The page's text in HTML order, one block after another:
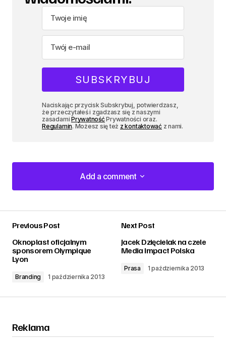
Naciskając przycisk Subskrybuj, potwierdzasz,
że przeczytałeś i zgadzasz się z naszymi
zasadamiPrywatnośćPrywatności oraz.
Regulamin. Możesz się też z kontaktowaćz nami.
Add a comment
Add a comment
Previous Post
Oknoplast oficjalnym
sponsorem Olympique
Lyon
Branding 1 października 2013
Next Post
Jacek Dzięcielak na czele
Media Impact Polska
Prasa 1 października 2013
Reklama